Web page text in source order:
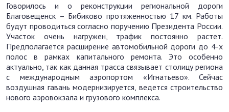
Говорилось и о реконструкции региональной дороги
Благовещенск – Бибиково протяженностью 17 км. Работы
будут проводиться согласно поручению Президента России.
Участок очень нагружен, трафик постоянно растет.
Предполагается расширение автомобильной дороги до 4-х
полос в рамках капитального ремонта. Это особенно
актуально, так как данная трасса связывает столицу региона
с международным аэропортом «Игнатьево». Сейчас
воздушная гавань модернизируется, ведется строительство
нового аэровокзала и грузового комплекса.